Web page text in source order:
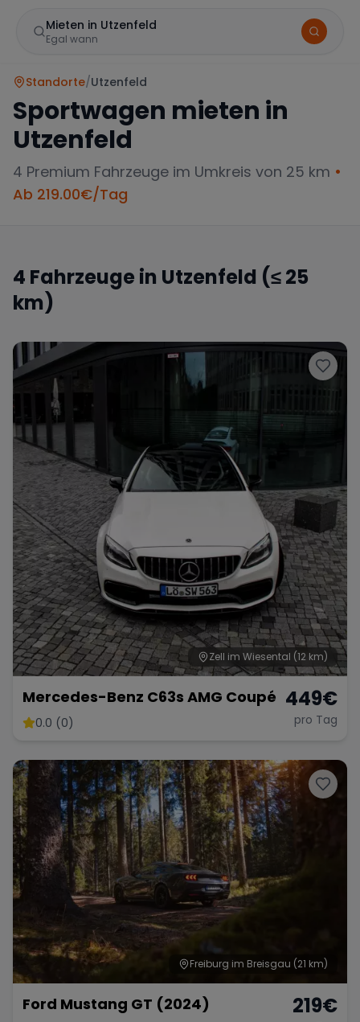
Mieten in Utzenfeld
Egal wann
Porsche Lamborghini
McLaren Ford
Tesla Chevrolet Dodge
Bentley Rolls Royce Aston Martin
Bugatti Lotus Maserati
Range Rover Corvette
Wann
Standorte/Utzenfeld
Sportwagen mieten in
Utzenfeld
4 Premium Fahrzeuge im Umkreis von 25 km •
Ab 219.00€/Tag
4 Fahrzeuge in Utzenfeld (≤ 25
km)
Zell im Wiesental (12 km)
Mercedes-Benz C63s AMG Coupé
0.0 (0)
449€
pro Tag
Freiburg im Breisgau (21 km)
Ford Mustang GT (2024) 219€